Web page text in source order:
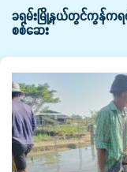
ခရမ်းမြို့နယ်တွင်ကွန်က
စစ်ဆေး